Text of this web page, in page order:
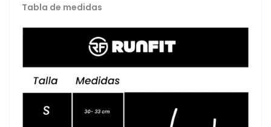
Tabla de medidas